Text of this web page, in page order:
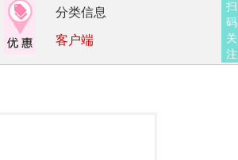
分类信息
客户端
扫
码
关
注